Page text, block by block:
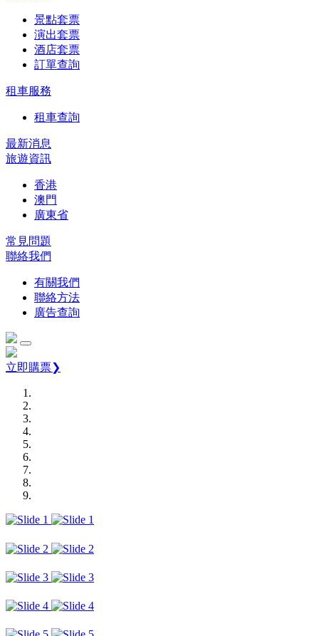
景點套票
演出套票
酒店套票
訂單查詢
租車服務
租車查詢
最新消息
旅遊資訊
香港
澳門
廣東省
常見問題
聯絡我們
有關我們
聯絡方法
廣告查詢
立即購票❯